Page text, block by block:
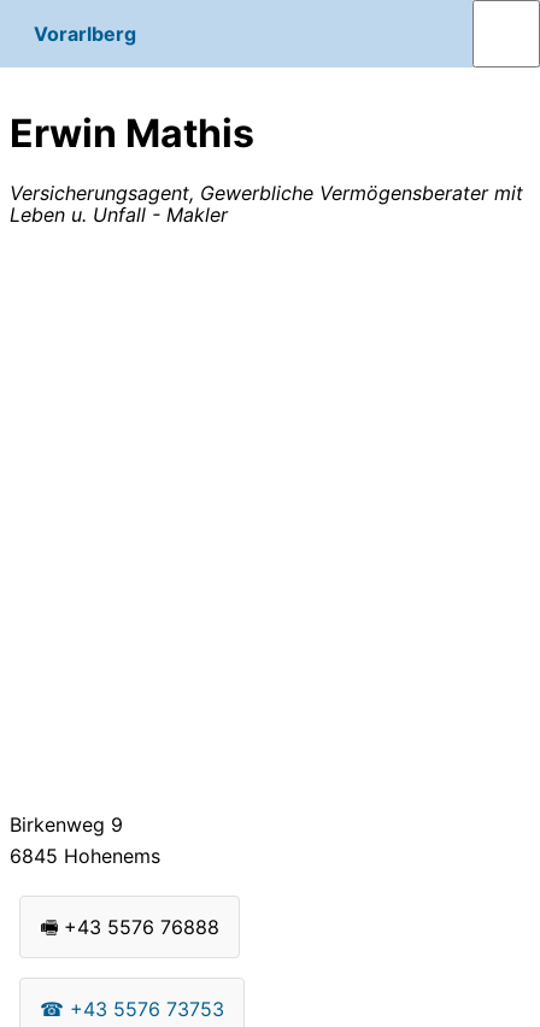
Vorarlberg
Erwin Mathis
Versicherungsagent, Gewerbliche Vermögensberater mit
Leben u. Unfall - Makler
Birkenweg 9
6845 Hohenems
🖷 +43 5576 76888
☎ +43 5576 73753